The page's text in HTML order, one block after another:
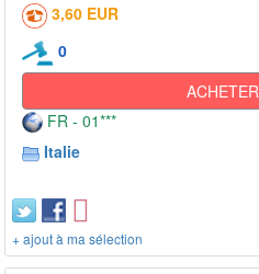
3,60 EUR
0
ACHETER
FR - 01***
Italie
+ ajout à ma sélection